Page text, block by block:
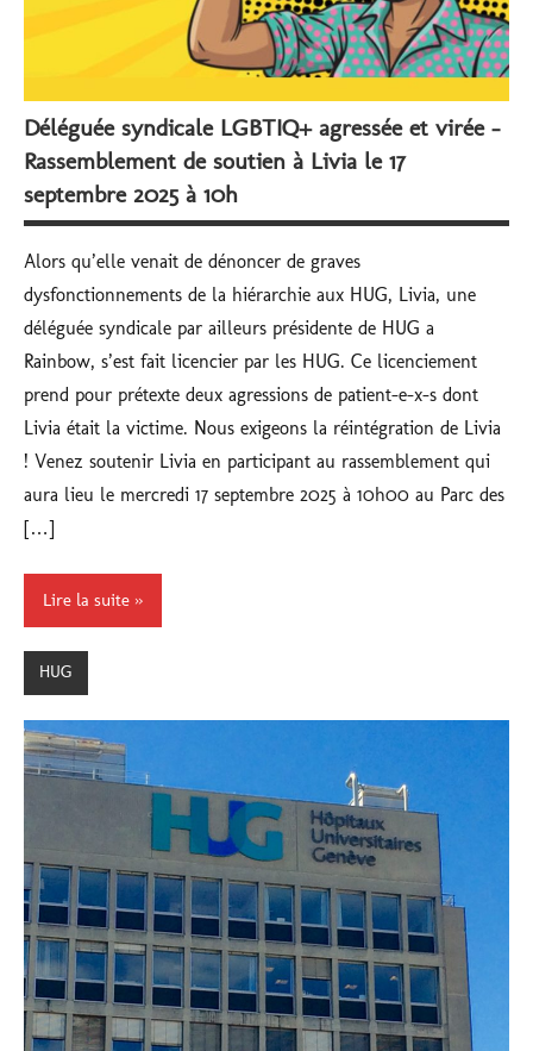
Déléguée syndicale LGBTIQ+ agressée et virée –
Rassemblement de soutien à Livia le 17
septembre 2025 à 10h
Alors qu’elle venait de dénoncer de graves
dysfonctionnements de la hiérarchie aux HUG, Livia, une
déléguée syndicale par ailleurs présidente de HUG a
Rainbow, s’est fait licencier par les HUG. Ce licenciement
prend pour prétexte deux agressions de patient-e-x-s dont
Livia était la victime. Nous exigeons la réintégration de Livia
! Venez soutenir Livia en participant au rassemblement qui
aura lieu le mercredi 17 septembre 2025 à 10h00 au Parc des
[…]
Lire la suite
HUG